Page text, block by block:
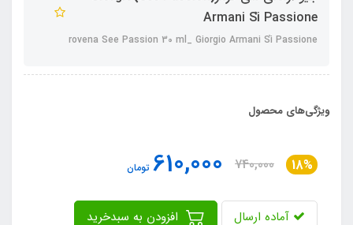
Armani Sì Passione
rovena See Passion 30 ml_ Giorgio Armani Sì Passione
ویژگی‌های محصول
18%
740,000
610,000 تومان
آماده ارسال